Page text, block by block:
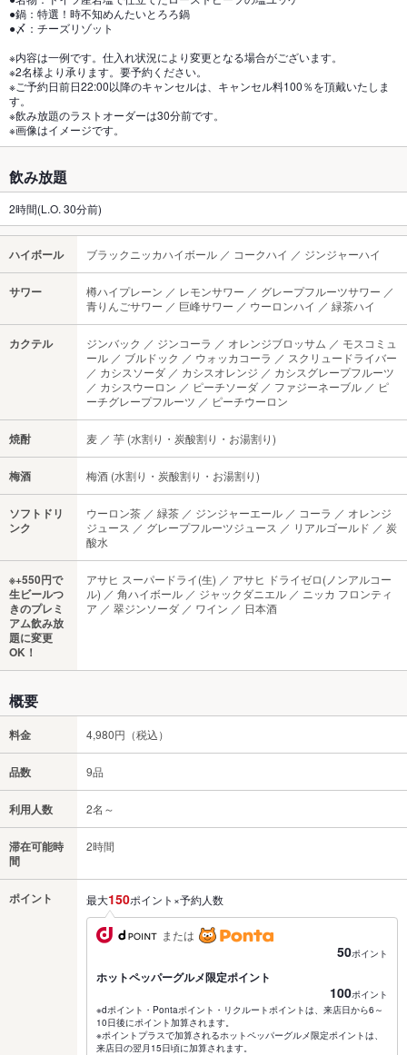
●鍋：特選！時不知めんたいとろろ鍋
●〆：チーズリゾット
※内容は一例です。仕入れ状況により変更となる場合がございます。
※2名様より承ります。要予約ください。
※ご予約日前日22:00以降のキャンセルは、キャンセル料100％を頂戴いたしま
す。
※飲み放題のラストオーダーは30分前です。
※画像はイメージです。
飲み放題
2時間(L.O. 30分前)
ハイボール ブラックニッカハイボール ／ コークハイ ／ ジンジャーハイ
サワー
樽ハイプレーン ／ レモンサワー ／ グレープフルーツサワー ／
青りんごサワー ／ 巨峰サワー ／ ウーロンハイ ／ 緑茶ハイ
カクテル
ジンバック ／ ジンコーラ ／ オレンジブロッサム ／ モスコミュ
ール ／ ブルドック ／ ウォッカコーラ ／ スクリュードライバー
／ カシスソーダ ／ カシスオレンジ ／ カシスグレープフルーツ
／ カシスウーロン ／ ピーチソーダ ／ ファジーネーブル ／ ピ
ーチグレープフルーツ ／ ピーチウーロン
焼酎 麦 ／ 芋 (水割り・炭酸割り・お湯割り)
梅酒 梅酒 (水割り・炭酸割り・お湯割り)
ソフトドリ
ンク
ウーロン茶 ／ 緑茶 ／ ジンジャーエール ／ コーラ ／ オレンジ
ジュース ／ グレープフルーツジュース ／ リアルゴールド ／ 炭
酸水
※+550円で
生ビールつ
きのプレミ
アム飲み放
題に変更
OK！
アサヒ スーパードライ(生) ／ アサヒ ドライゼロ(ノンアルコー
ル) ／ 角ハイボール ／ ジャックダニエル ／ ニッカ フロンティ
ア ／ 翠ジンソーダ ／ ワイン ／ 日本酒
概要
料金 4,980円（税込）
品数 9品
利用人数 2名～
滞在可能時
間
2時間
ポイント 最大150ポイント×予約人数
または
50ポイント
ホットペッパーグルメ限定ポイント
100ポイント
※dポイント・Pontaポイント・リクルートポイントは、来店日から6～
10日後にポイント加算されます。
※ポイントプラスで加算されるホットペッパーグルメ限定ポイントは、
来店日の翌月15日頃に加算されます。